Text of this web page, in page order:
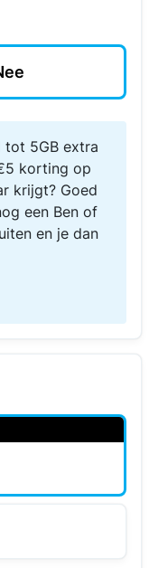
tot 5GB extra
korting op
krijgt? Goed
een Ben of
en je dan